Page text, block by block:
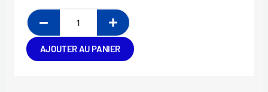
AJOUTER AU PANIER